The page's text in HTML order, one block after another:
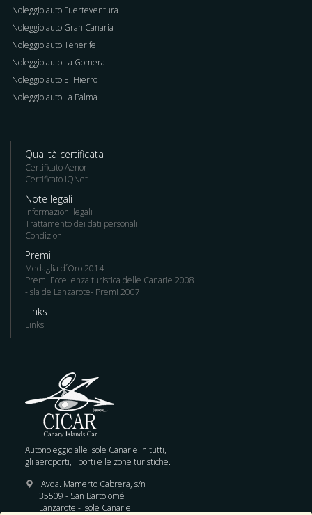
Noleggio auto Fuerteventura
Noleggio auto Gran Canaria
Noleggio auto Tenerife
Noleggio auto La Gomera
Noleggio auto El Hierro
Noleggio auto La Palma
Qualità certificata
Certificato Aenor
Certificato IQNet
Note legali
Informazioni legali
Trattamento dei dati personali
Condizioni
Premi
Medaglia d´Oro 2014
Premi Eccellenza turistica delle Canarie 2008
-Isla de Lanzarote- Premi 2007
Links
Links
Autonoleggio alle isole Canarie in tutti,
gli aeroporti, i porti e le zone turistiche.
Avda. Mamerto Cabrera, s/n
35509 - San Bartolomé
Lanzarote - Isole Canarie